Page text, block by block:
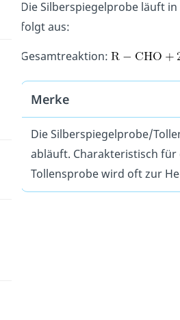
Die Silberspiegelprobe läuft
folgt aus:
Gesamtreaktion:
Merke
Die Silberspiegelprobe/
abläuft. Charakteristisch für
Tollensprobe wird oft zur